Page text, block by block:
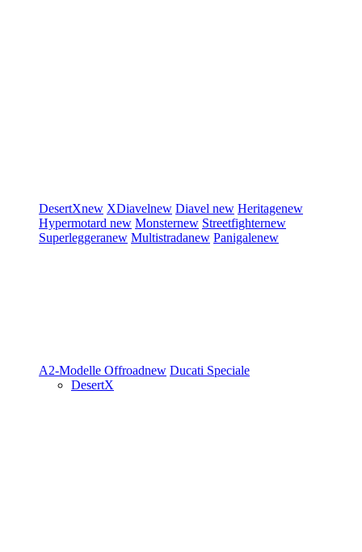
DesertXnew XDiavelnew Diavel new Heritagenew
Hypermotard new Monsternew Streetfighternew
Superleggeranew Multistradanew Panigalenew
A2-Modelle Offroadnew Ducati Speciale
DesertX